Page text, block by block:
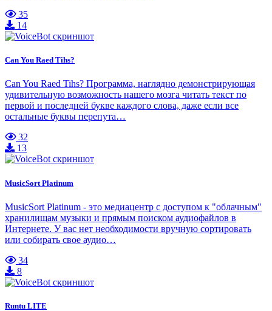
35
14
Can You Raed Tihs?
Can You Raed Tihs? Программа, наглядно демонстрирующая
удивительную возможность нашего мозга читать текст по
первой и последней букве каждого слова, даже если все
остальные буквы перепута…
32
13
MusicSort Platinum
MusicSort Platinum - это медиацентр с доступом к "облачным"
хранилищам музыки и прямым поиском аудиофайлов в
Интернете. У вас нет необходимости вручную сортировать
или собирать свое аудио…
34
8
Runtu LITE